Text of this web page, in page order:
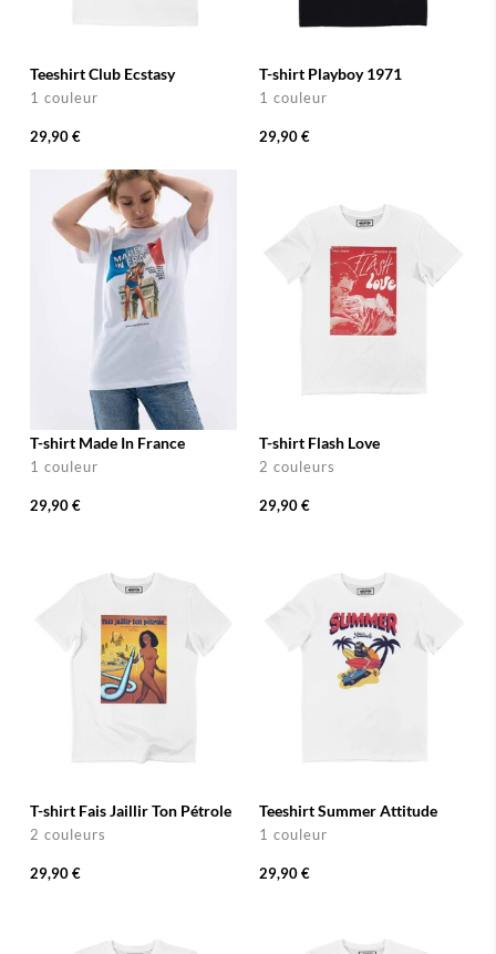
Teeshirt Club Ecstasy
1 couleur
29,90 €
T-shirt Playboy 1971
1 couleur
29,90 €
T-shirt Made In France
1 couleur
29,90 €
T-shirt Flash Love
2 couleurs
29,90 €
T-shirt Fais Jaillir Ton Pétrole
2 couleurs
29,90 €
Teeshirt Summer Attitude
1 couleur
29,90 €